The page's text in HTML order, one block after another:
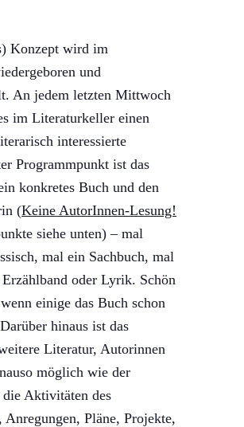
Konzept wird im
und
An jedem letzten Mittwoch
im Literaturkeller einen
interessierte
Programmpunkt ist das
konkretes Buch und den
(Keine AutorInnen-Lesung!
siehe unten) – mal
mal ein Sachbuch, mal
oder Lyrik. Schön
einige das Buch schon
hinaus ist das
Literatur, Autorinnen
möglich wie der
die Aktivitäten des
Anregungen, Pläne, Projekte,